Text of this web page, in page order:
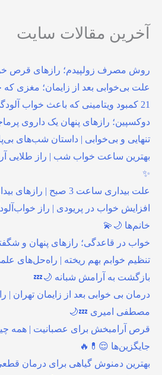
آخرین مقالات سایت
روش مصرف زولپیدم؛ رازهای قرص
علت بی‌خوابی بعد از زایمان؛ مغزی
21 کمبود ویتامینی که باعث خواب آلودگی خانمها میشود؟ 🌙
دوکسپین؛ رازهای پنهان یک داروی
تنهایی و بی‌خوابی | داستان شب‌های
بهترین ساعت خواب شب | راز طلایی
✨
علت بیداری ساعت 3 صبح | رازهای بیداری‌های نیمه‌شب 🕒🌙
افزایش خواب در پریودی | راز
خانم‌ها 🌙💫
خواب در قاعدگی؛ رازهای پنهان و
تنظیم خوابم بهم ریخته | راه‌حل‌های
بازگشت به آرامش شبانه 🌙💤
درمان بی خوابی بعد از زایمان تهران |
مصطفی امیری 💤🌙
قرص آرامبخش برای عصبانیت | همه چیز
جایگزین‌ها 😌💊🔥
بهترین دمنوش گیاهی برای درمان